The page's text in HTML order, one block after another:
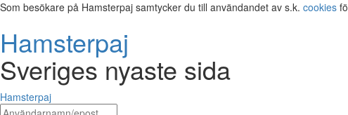
Som besökare på Hamsterpaj samtycker du till användandet av s.k. cookies
Hamsterpaj
Sveriges nyaste sida
Hamsterpaj